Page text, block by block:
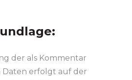
der als Kommentar
Daten erfolgt auf der